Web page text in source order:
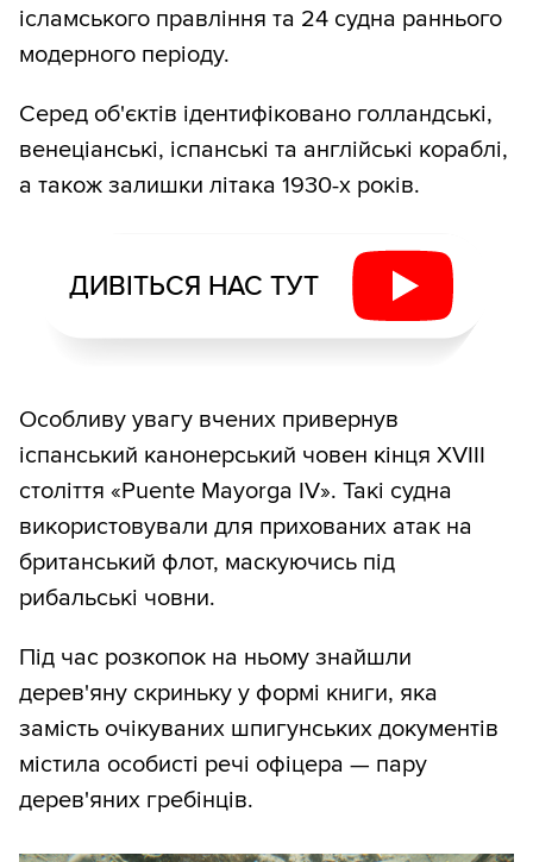
ісламського правління та 24 судна раннього
модерного періоду.
Серед об'єктів ідентифіковано голландські,
венеціанські, іспанські та англійські кораблі,
а також залишки літака 1930-х років.
ДИВІТЬСЯ НАС ТУТ
Особливу увагу вчених привернув
іспанський канонерський човен кінця XVIII
століття «Puente Mayorga IV». Такі судна
використовували для прихованих атак на
британський флот, маскуючись під
рибальські човни.
Під час розкопок на ньому знайшли
дерев'яну скриньку у формі книги, яка
замість очікуваних шпигунських документів
містила особисті речі офіцера — пару
дерев'яних гребінців.